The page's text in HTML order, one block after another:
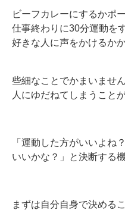
ビーフカレーにするかポ
仕事終わりに30分運動を
好きな人に声をかけるか
些細なことでかまいませ
人にゆだねてしまうこと
「運動した方がいいよね
いいかな？」と決断する
まずは自分自身で決める